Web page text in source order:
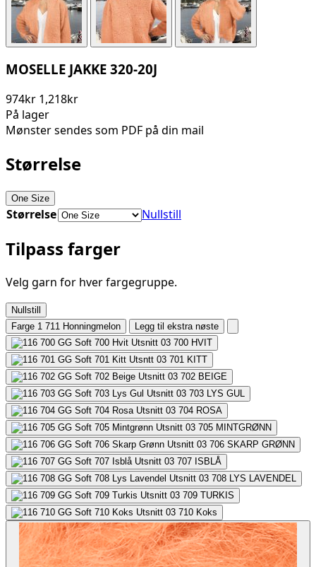
MOSELLE JAKKE 320-20J
974kr 1,218kr
På lager
Mønster sendes som PDF på din mail
Størrelse
One Size
Størrelse Nullstill
Tilpass farger
Velg garn for hver fargegruppe.
Nullstill
Farge 1 711 Honningmelon
Legg til ekstra nøste
700 HVIT
701 KITT
702 BEIGE
703 LYS GUL
704 ROSA
705 MINTGRØNN
706 SKARP GRØNN
707 ISBLÅ
708 LYS LAVENDEL
709 TURKIS
710 Koks